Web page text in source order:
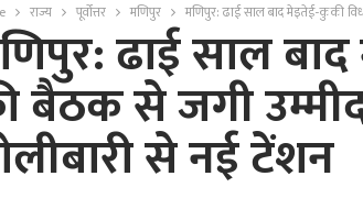
राज्य पूर्वोत्तर मणिपुर मणिपुर: ढाई साल बाद मेइतेई-कुकी
ढाई साल
बैठक से जगी
से नई टेंशन